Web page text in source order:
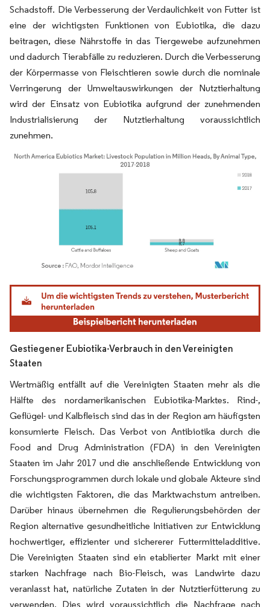
Schadstoff. Die Verbesserung der Verdaulichkeit von Futter ist
eine der wichtigsten Funktionen von Eubiotika, die dazu
beitragen, diese Nährstoffe in das Tiergewebe aufzunehmen
und dadurch Tierabfälle zu reduzieren. Durch die Verbesserung
der Körpermasse von Fleischtieren sowie durch die nominale
Verringerung der Umweltauswirkungen der Nutztierhaltung
wird der Einsatz von Eubiotika aufgrund der zunehmenden
Industrialisierung der Nutztierhaltung voraussichtlich
zunehmen.
Bild © Mordor Intelligence. Wiederverwendung erfordert Namensnennung gemäß
Gestiegener Eubiotika-Verbrauch in den Vereinigten
Staaten
Wertmäßig entfällt auf die Vereinigten Staaten mehr als die
Hälfte des nordamerikanischen Eubiotika-Marktes. Rind-,
Geflügel- und Kalbfleisch sind das in der Region am häufigsten
konsumierte Fleisch. Das Verbot von Antibiotika durch die
Food and Drug Administration (FDA) in den Vereinigten
Staaten im Jahr 2017 und die anschließende Entwicklung von
Forschungsprogrammen durch lokale und globale Akteure sind
die wichtigsten Faktoren, die das Marktwachstum antreiben.
Darüber hinaus übernehmen die Regulierungsbehörden der
Region alternative gesundheitliche Initiativen zur Entwicklung
hochwertiger, effizienter und sichererer Futtermitteladditive.
Die Vereinigten Staaten sind ein etablierter Markt mit einer
starken Nachfrage nach Bio-Fleisch, was Landwirte dazu
veranlasst hat, natürliche Zutaten in der Nutztierfütterung zu
verwenden. Dies wird voraussichtlich die Nachfrage nach